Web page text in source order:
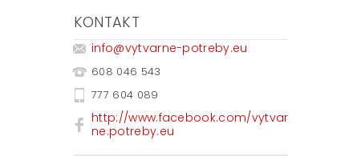
KONTAKT
info@vytvarne-potreby.eu
608 046 543
777 604 089
http://www.facebook.com/vytvar
ne.potreby.eu